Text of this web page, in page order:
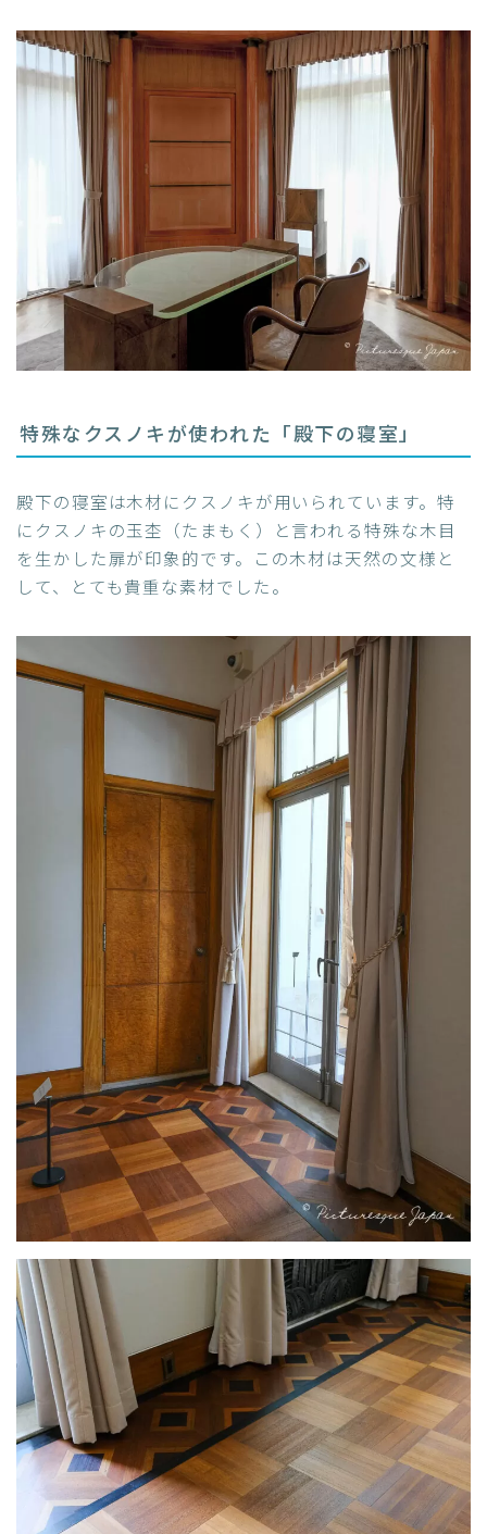
特殊なクスノキが使われた「殿下の寝室」
殿下の寝室は木材にクスノキが用いられています。特
にクスノキの玉杢（たまもく）と言われる特殊な木目
を生かした扉が印象的です。この木材は天然の文様と
して、とても貴重な素材でした。